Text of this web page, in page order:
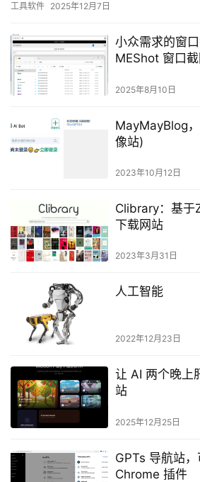
件（b…
工具软件 2025年12月7日
小众需求的窗口
MEShot 窗口截
2025年8月10日
MayMayBlog
像站)
2023年10月12日
Clibrary：基于
下载网站
2023年3月31日
人工智能
2022年12月23日
让 AI 两个晚上
站
2025年12月25日
GPTs 导航站
Chrome 插件